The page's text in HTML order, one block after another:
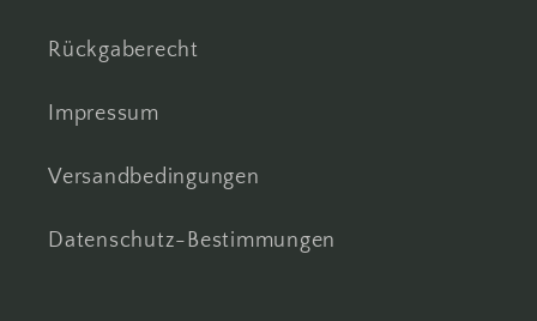
Rückgaberecht
Impressum
Versandbedingungen
Datenschutz-Bestimmungen